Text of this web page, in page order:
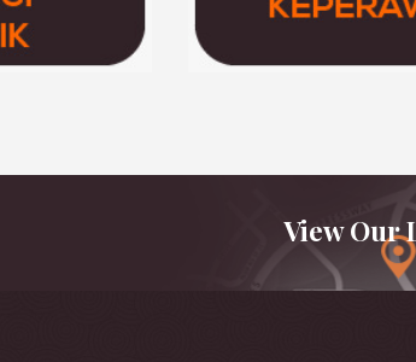
View Our